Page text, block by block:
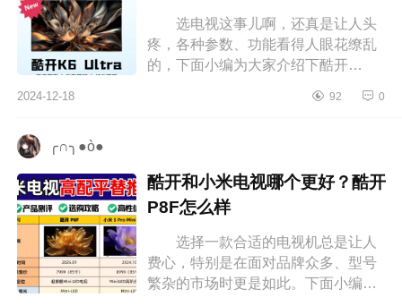
选电视这事儿啊，还真是让人头
疼，各种参数、功能看得人眼花缭乱
的，下面小编为大家介绍下酷开
量好吗 酷开K6Ultra值得入手
2024-12-18 92 0
╭∩╮●ò●
酷开和小米电视哪个更好？酷开
P8F怎么样
选择一款合适的电视机总是让人
费心，特别是在面对品牌众多、型号
繁杂的市场时更是如此。下面小编为